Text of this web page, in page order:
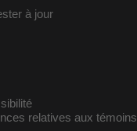
à jour
relatives aux témoins